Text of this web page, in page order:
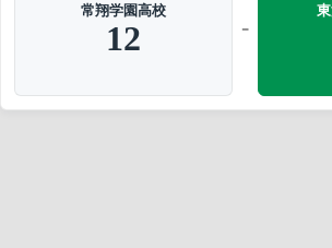
常翔学園高校
12 -